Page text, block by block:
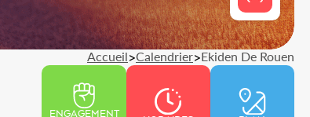
Accueil>Calendrier>Ekiden De Rouen
ENGAGEMENT